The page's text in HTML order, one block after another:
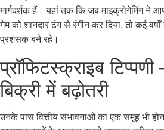
मार्गदर्शक हैं। यहां तक ​​कि जब माइक्रोगेमिंग ने
गेम को शानदार ढंग से रंगीन कर दिया, तो कई
प्रशंसक बने रहे।
प्रॉफिटस्क्राइब
बिक्री में बढ़ोतरी
उनके पास वित्तीय संभावनाओं का एक समूह भी